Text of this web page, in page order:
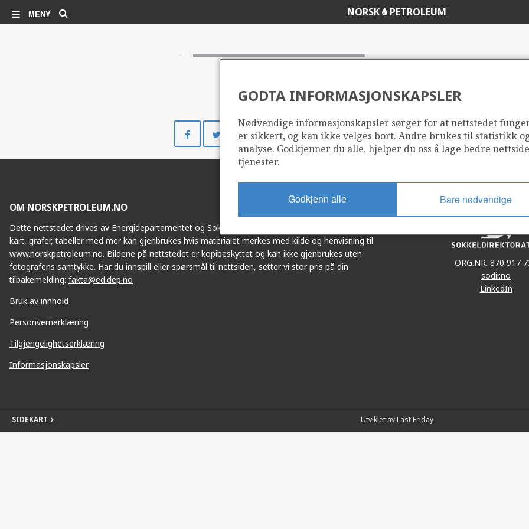
MENY NORSK PETROLEUM
på
Facebook
Del
på
Twitter
Del
på
LinkedIn
Del
i
e-
GODTA INFORMASJONSKAPSLER
Nødvendige informasjonskapsler sørger for at nettstedet
er sikkert, og kan ikke velges bort. Andre brukes til statistikk
analyse. Godkjenner du alle, hjelper du oss å lage bedre
tjenester.
Godkjenn alle Bare nødvendige
OM NORSKPETROLEUM.NO
Dette nettstedet drives av Energidepartementet og Sokkeldirektoratet i samarbeid. Illustrasjoner,
kart, grafer, tabeller med mer kan gjenbrukes hvis materialet merkes med kilde og henvisning til
www.norskpetroleum.no. Bildene på nettstedet er kopibeskyttet og kan ikke gjenbrukes uten
fotografens samtykke. Har du innspill eller spørsmål til nettsiden, setter vi stor pris på din
tilbakemelding: fakta@ed.dep.no
Bruk av innhold
Personvernerklæring
Tilgjengelighetserklæring
Informasjonskapsler
ORG.NR. 870 917
sodir.no
LinkedIn
SIDEKART Utviklet av Last Friday